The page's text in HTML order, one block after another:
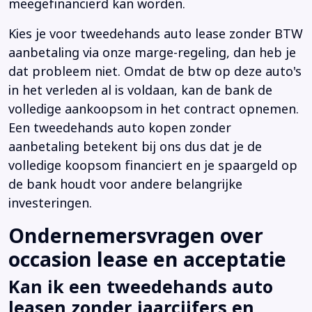
meegefinancierd kan worden.
Kies je voor tweedehands auto lease zonder BTW
aanbetaling via onze marge-regeling, dan heb je
dat probleem niet. Omdat de btw op deze auto's
in het verleden al is voldaan, kan de bank de
volledige aankoopsom in het contract opnemen.
Een tweedehands auto kopen zonder
aanbetaling betekent bij ons dus dat je de
volledige koopsom financiert en je spaargeld op
de bank houdt voor andere belangrijke
investeringen.
Ondernemersvragen over
occasion lease en acceptatie
Kan ik een tweedehands auto